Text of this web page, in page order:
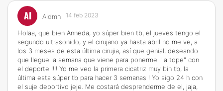
AI Aidmh 14 feb 2023
Holaa, que bien Anneda, yo súper bien tb, el jueves tengo el
segundo ultrasonido, y el cirujano ya hasta abril no me ve, a
los 3 meses de esta última cirujia, así que genial, deseando
que llegue la semana que viene para ponerme " a tope" con
el deporte !!!! Yo me veo la primera cicatriz muy bin tb, la
última esta súper tb para hacer 3 semanas ! Yo sigo 24 h con
el suje deportivo jeje. Me costará desprenderme de el, jaja,